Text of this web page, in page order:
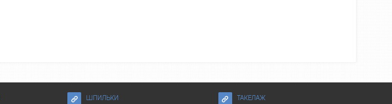
ШПИЛЬКИ ТАКЕЛАЖ